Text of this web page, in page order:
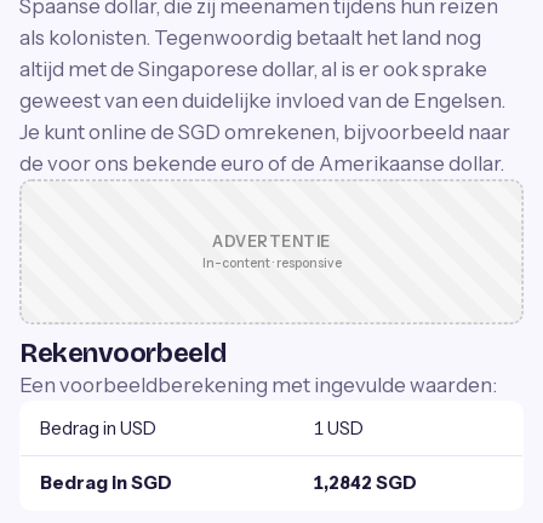
Spaanse dollar, die zij meenamen tijdens hun reizen
als kolonisten. Tegenwoordig betaalt het land nog
altijd met de Singaporese dollar, al is er ook sprake
geweest van een duidelijke invloed van de Engelsen.
Je kunt online de SGD omrekenen, bijvoorbeeld naar
de voor ons bekende euro of de Amerikaanse dollar.
ADVERTENTIE
In-content · responsive
Rekenvoorbeeld
Een voorbeeldberekening met ingevulde waarden:
Bedrag in USD 1 USD
Bedrag in SGD 1,2842 SGD